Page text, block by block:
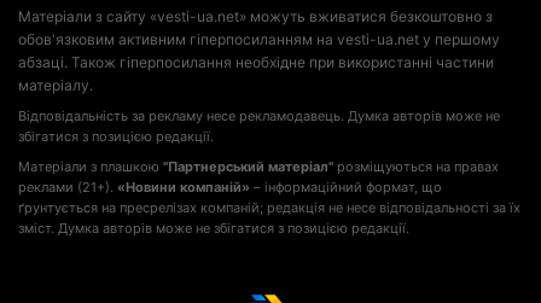
Матеріали з сайту «vesti-ua.net» можуть вживатися безкоштовно з
обов'язковим активним гіперпосиланням на vesti-ua.net у першому
абзаці. Також гіперпосилання необхідне при використанні частини
матеріалу.
Відповідальність за рекламу несе рекламодавець. Думка авторів може не
збігатися з позицією редакції.
Матеріали з плашкою "Партнерський матеріал" розміщуються на правах
реклами (21+). «Новини компаній» – інформаційний формат, що
ґрунтується на пресрелізах компаній; редакція не несе відповідальності за їх
зміст. Думка авторів може не збігатися з позицією редакції.